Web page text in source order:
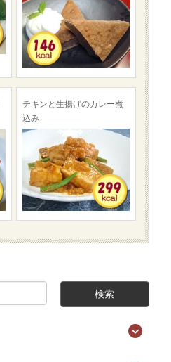
チキンと生揚げのカレー煮
込み